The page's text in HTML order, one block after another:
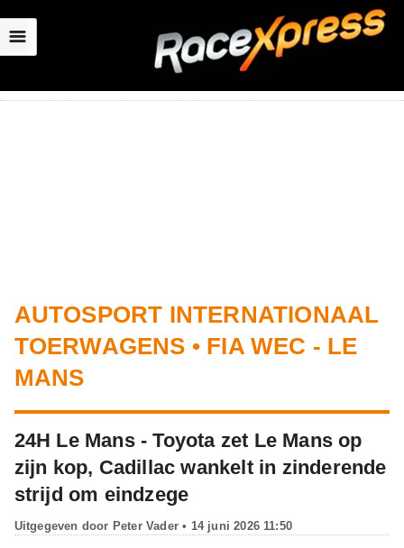
☰
AUTOSPORT INTERNATIONAAL
TOERWAGENS • FIA WEC - LE
MANS
24H Le Mans - Toyota zet Le Mans op
zijn kop, Cadillac wankelt in zinderende
strijd om eindzege
Uitgegeven door Peter Vader• 14 juni 2026 11:50